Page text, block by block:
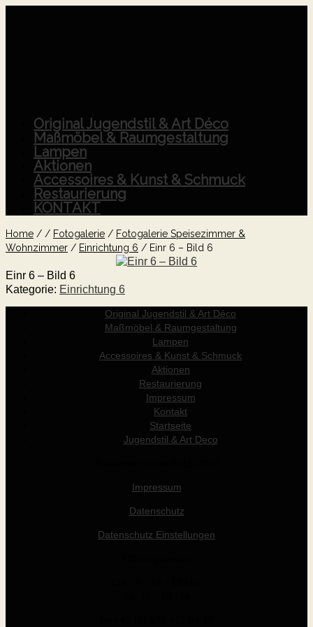
Original Jugendstil & Art Déco
Maßmöbel & Raumgestaltung
Lampen
Aktionen
Accessoires & Kunst & Schmuck
Restaurierung
KONTAKT
Home / / Fotogalerie / Fotogalerie Speisezimmer &
Wohnzimmer / Einrichtung 6 / Einr 6 – Bild 6
Einr 6 – Bild 6
Kategorie: Einrichtung 6
Original Jugendstil & Art Déco
Maßmöbel & Raumgestaltung
Lampen
Accessoires & Kunst & Schmuck
Aktionen
Restaurierung
Impressum
Kontakt
Startseite
Jugendstil & Art Deco
Impressum
Datenschutz
Datenschutz Einstellungen